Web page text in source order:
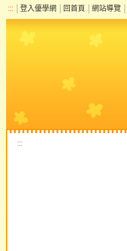
::: 登入優學網 回首頁 網站導覽
:::